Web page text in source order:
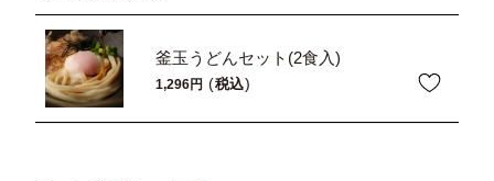
釜玉うどんセット(2食入)
1,296 税込